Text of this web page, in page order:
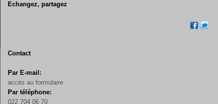
Echangez, partagez
Contact
Par E-mail:
accès au formulaire
Par téléphone:
022 704 06 70